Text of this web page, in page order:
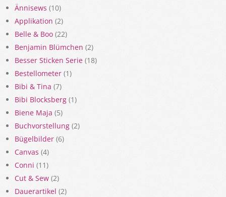
Ännisews (10)
Applikation (2)
Belle & Boo (22)
Benjamin Blümchen (2)
Besser Sticken Serie (18)
Bestellometer (1)
Bibi & Tina (7)
Bibi Blocksberg (1)
Biene Maja (5)
Buchvorstellung (2)
Bügelbilder (6)
Canvas (4)
Conni (11)
Cut & Sew (2)
Dauerartikel (2)